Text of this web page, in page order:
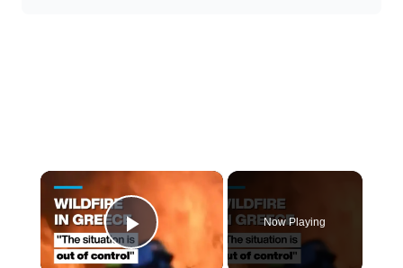
×
Play Video
Now Playing